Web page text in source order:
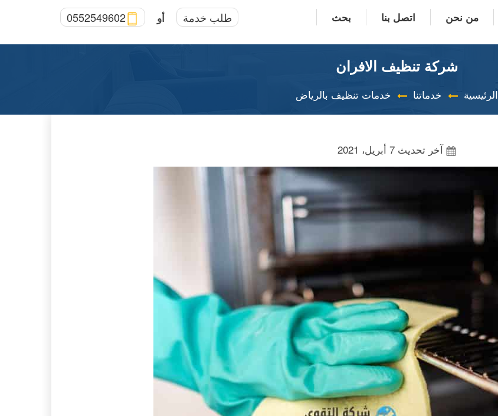
من نحن اتصل بنا بحث طلب خدمة أو 0552549602
شركة تنظيف الافران
الرئيسية خدماتنا خدمات تنظيف بالرياض
آخر تحديث7 أبريل، 2021